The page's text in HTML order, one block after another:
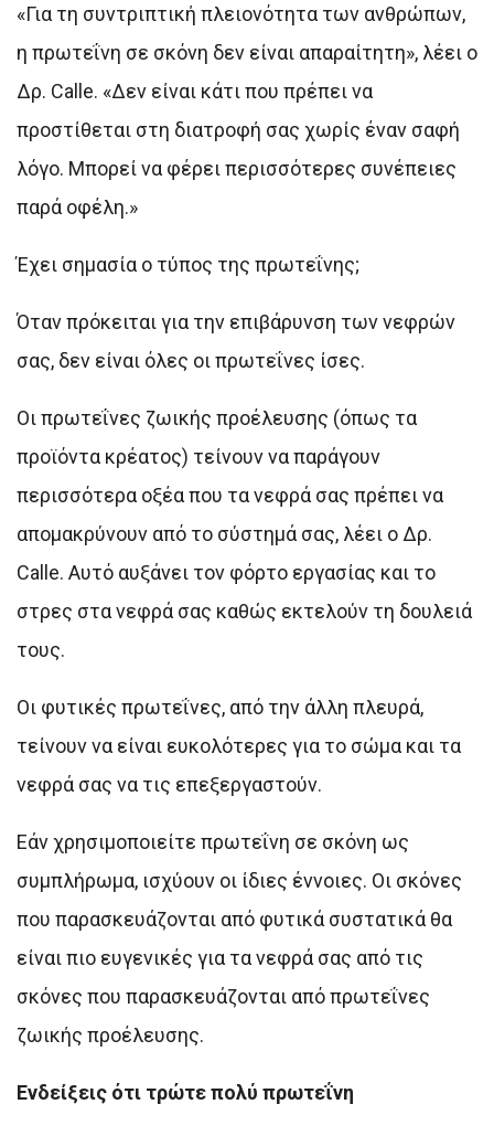
«Για τη συντριπτική πλειονότητα των ανθρώπων,
η πρωτεΐνη σε σκόνη δεν είναι απαραίτητη», λέει ο
Δρ. Calle. «Δεν είναι κάτι που πρέπει να
προστίθεται στη διατροφή σας χωρίς έναν σαφή
λόγο. Μπορεί να φέρει περισσότερες συνέπειες
παρά οφέλη.»
Έχει σημασία ο τύπος της πρωτεΐνης;
Όταν πρόκειται για την επιβάρυνση των νεφρών
σας, δεν είναι όλες οι πρωτεΐνες ίσες.
Οι πρωτεΐνες ζωικής προέλευσης (όπως τα
προϊόντα κρέατος) τείνουν να παράγουν
περισσότερα οξέα που τα νεφρά σας πρέπει να
απομακρύνουν από το σύστημά σας, λέει ο Δρ.
Calle. Αυτό αυξάνει τον φόρτο εργασίας και το
στρες στα νεφρά σας καθώς εκτελούν τη δουλειά
τους.
Οι φυτικές πρωτεΐνες, από την άλλη πλευρά,
τείνουν να είναι ευκολότερες για το σώμα και τα
νεφρά σας να τις επεξεργαστούν.
Εάν χρησιμοποιείτε πρωτεΐνη σε σκόνη ως
συμπλήρωμα, ισχύουν οι ίδιες έννοιες. Οι σκόνες
που παρασκευάζονται από φυτικά συστατικά θα
είναι πιο ευγενικές για τα νεφρά σας από τις
σκόνες που παρασκευάζονται από πρωτεΐνες
ζωικής προέλευσης.
Ενδείξεις ότι τρώτε πολύ πρωτεΐνη